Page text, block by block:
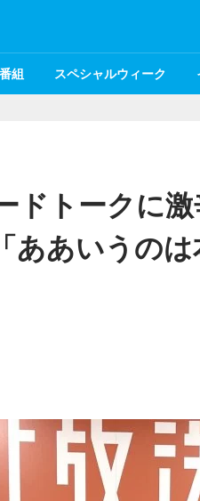
組 スペシャルウィーク
ドトークに
ああいうの